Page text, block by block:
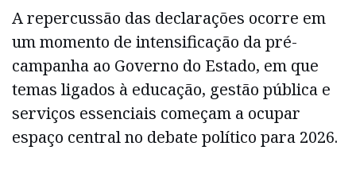
A repercussão das declarações ocorre em
um momento de intensificação da pré-
campanha ao Governo do Estado, em que
temas ligados à educação, gestão pública e
serviços essenciais começam a ocupar
espaço central no debate político para 2026.